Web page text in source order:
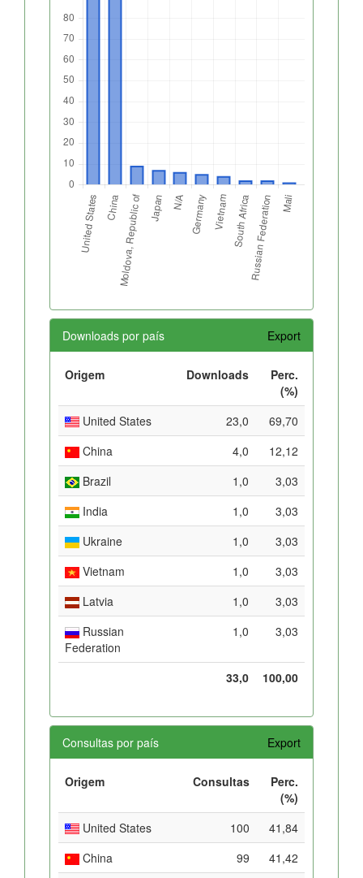
Downloads por país Export
Origem Downloads
Perc.
(%)
United States
23,0
69,70
China
4,0
12,12
Brazil
1,0
3,03
India
1,0
3,03
Ukraine
1,0
3,03
Vietnam
1,0
3,03
Latvia
1,0
3,03
Russian
Federation
1,0 3,03
33,0 100,00
Consultas por país Export
Origem Consultas
Perc.
(%)
United States
100
41,84
China
99
41,42